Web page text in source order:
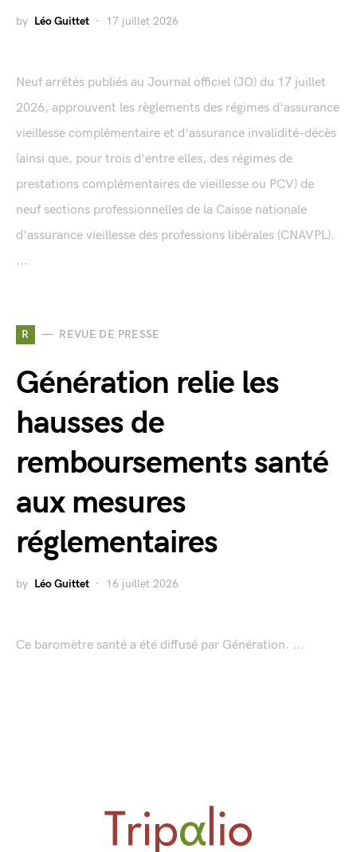
by Léo Guittet 17 juillet 2026
Neuf arrêtés publiés au Journal officiel (JO) du 17 juillet
2026, approuvent les règlements des régimes d'assurance
vieillesse complémentaire et d'assurance invalidité-décès
(ainsi que, pour trois d'entre elles, des régimes de
prestations complémentaires de vieillesse ou PCV) de
neuf sections professionnelles de la Caisse nationale
d'assurance vieillesse des professions libérales (CNAVPL).
...
R REVUE DE PRESSE
Génération relie les
hausses de
remboursements santé
aux mesures
réglementaires
by Léo Guittet 16 juillet 2026
Ce baromètre santé a été diffusé par Génération. ...